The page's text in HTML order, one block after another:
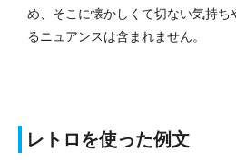
め、そこに懐かしくて切ない気持ち
るニュアンスは含まれません。
レトロを使った例文